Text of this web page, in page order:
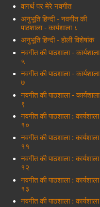
वागर्थ पर मेरे नवगीत
अनुभूति हिन्दी - नवगीत की
पाठशाला - कार्यशाला ८
अनुभूति हिन्दी - होली विशेषांक
नवगीत की पाठशाला - कार्यशाला
५
नवगीत की पाठशाला - कार्यशाला
७
नवगीत की पाठशाला - कार्यशाला
९
नवगीत की पाठशाला : कार्यशाला
१०
नवगीत की पाठशाला : कार्यशाला
११
नवगीत की पाठशाला : कार्यशाला
१२
नवगीत की पाठशाला : कार्यशाला
१३
नवगीत की पाठशाला : कार्यशाला